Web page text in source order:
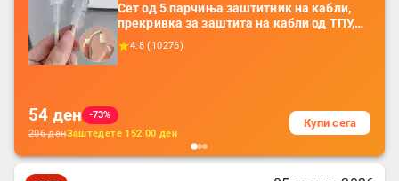
Сет од 5 парчиња заштитник на кабли,
прекривка за заштита на кабли од ТПУ,
додатоци за заштита на кабли, без
батерија, за мобилни телефони, комплет
4.8 ( 10276)
54 ден
-73%
206денЗаштедете 152.00 ден
Купи сега